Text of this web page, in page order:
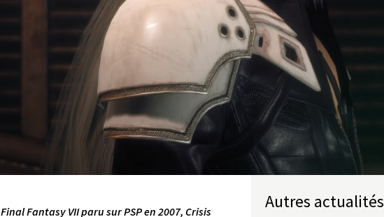
Final Fantasy VII paru sur PSP en 2007, Crisis
Autres actualités